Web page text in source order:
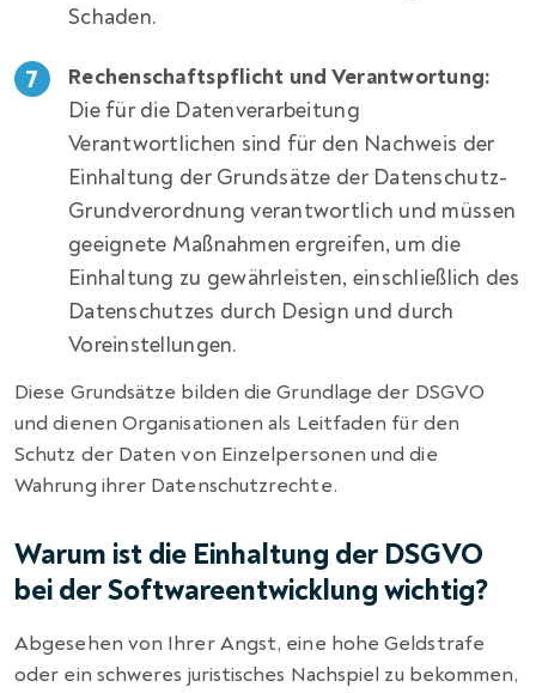
Schaden.
Rechenschaftspflicht und Verantwortung:
Die für die Datenverarbeitung
Verantwortlichen sind für den Nachweis der
Einhaltung der Grundsätze der Datenschutz-
Grundverordnung verantwortlich und müssen
geeignete Maßnahmen ergreifen, um die
Einhaltung zu gewährleisten, einschließlich des
Datenschutzes durch Design und durch
Voreinstellungen.
Diese Grundsätze bilden die Grundlage der DSGVO
und dienen Organisationen als Leitfaden für den
Schutz der Daten von Einzelpersonen und die
Wahrung ihrer Datenschutzrechte.
Warum ist die Einhaltung der DSGVO
bei der Softwareentwicklung wichtig?
Abgesehen von Ihrer Angst, eine hohe Geldstrafe
oder ein schweres juristisches Nachspiel zu bekommen,